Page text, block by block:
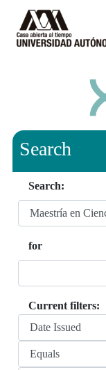
Search
Search:
for
Current filters: